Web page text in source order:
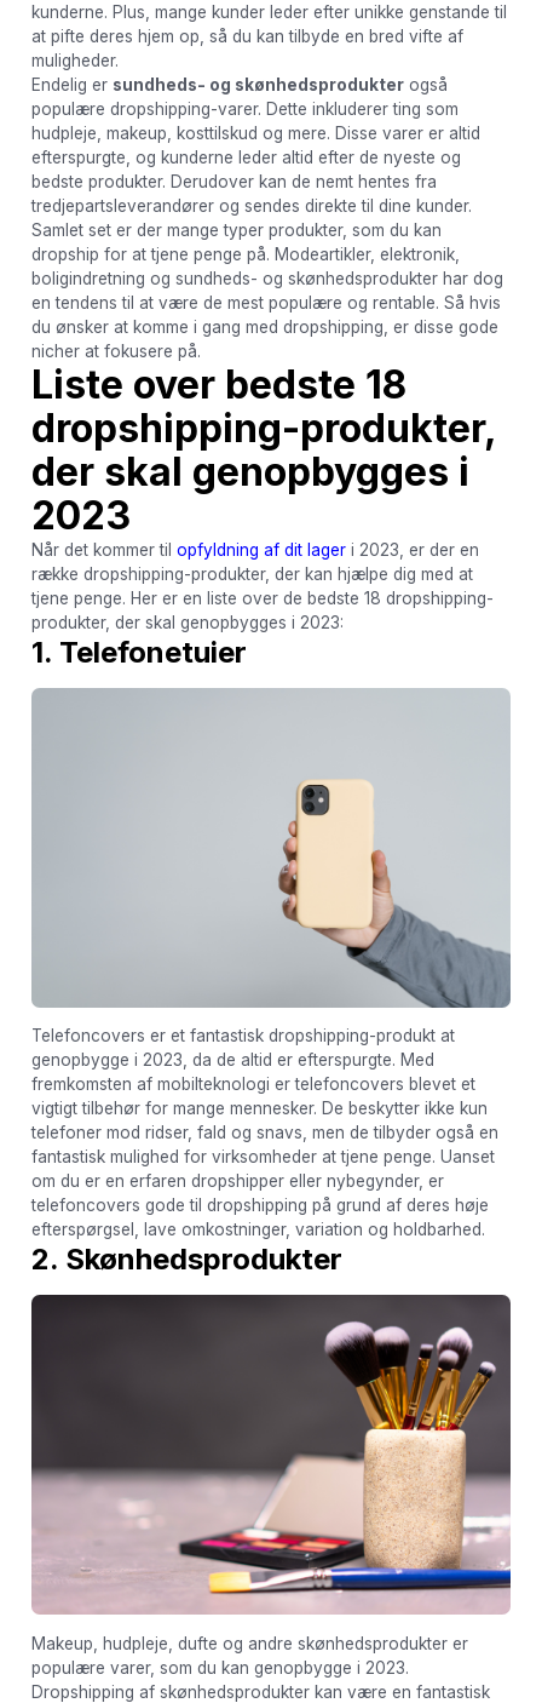
kunderne. Plus, mange kunder leder efter unikke genstande til
at pifte deres hjem op, så du kan tilbyde en bred vifte af
muligheder.
Endelig er sundheds- og skønhedsprodukterogså
populære dropshipping-varer. Dette inkluderer ting som
hudpleje, makeup, kosttilskud og mere. Disse varer er altid
efterspurgte, og kunderne leder altid efter de nyeste og
bedste produkter. Derudover kan de nemt hentes fra
tredjepartsleverandører og sendes direkte til dine kunder.
Samlet set er der mange typer produkter, som du kan
dropship for at tjene penge på. Modeartikler, elektronik,
boligindretning og sundheds- og skønhedsprodukter har dog
en tendens til at være de mest populære og rentable. Så hvis
du ønsker at komme i gang med dropshipping, er disse gode
nicher at fokusere på.
Liste over bedste 18
dropshipping-produkter,
der skal genopbygges i
2023
Når det kommer til opfyldning af dit lageri 2023, er der en
række dropshipping-produkter, der kan hjælpe dig med at
tjene penge. Her er en liste over de bedste 18 dropshipping-
produkter, der skal genopbygges i 2023:
1. Telefonetuier
Telefoncovers er et fantastisk dropshipping-produkt at
genopbygge i 2023, da de altid er efterspurgte. Med
fremkomsten af ​​mobilteknologi er telefoncovers blevet et
vigtigt tilbehør for mange mennesker. De beskytter ikke kun
telefoner mod ridser, fald og snavs, men de tilbyder også en
fantastisk mulighed for virksomheder at tjene penge. Uanset
om du er en erfaren dropshipper eller nybegynder, er
telefoncovers gode til dropshipping på grund af deres høje
efterspørgsel, lave omkostninger, variation og holdbarhed.
2. Skønhedsprodukter
Makeup, hudpleje, dufte og andre skønhedsprodukter er
populære varer, som du kan genopbygge i 2023.
Dropshipping af skønhedsprodukter kan være en fantastisk